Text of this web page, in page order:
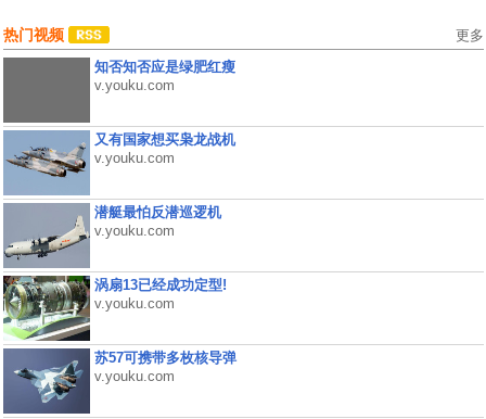
热门视频 更多
知否知否应是绿肥红瘦
v.youku.com
又有国家想买枭龙战机
v.youku.com
潜艇最怕反潜巡逻机
v.youku.com
涡扇13已经成功定型!
v.youku.com
苏57可携带多枚核导弹
v.youku.com